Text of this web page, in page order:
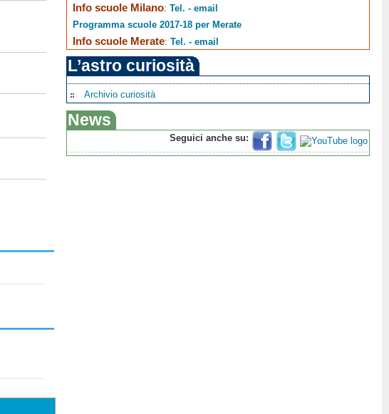
Info scuole Milano:Tel. - email
Programma scuole 2017-18 per Merate
Info scuole Merate:Tel. - email
L’astro curiosità
Archivio curiosità
News
Seguici anche su: